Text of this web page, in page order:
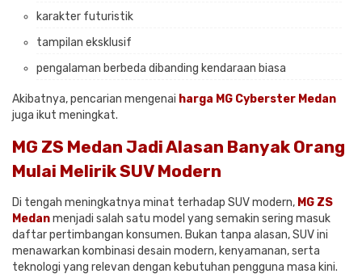
karakter futuristik
tampilan eksklusif
pengalaman berbeda dibanding kendaraan biasa
Akibatnya, pencarian mengenai harga MG Cyberster Medan
juga ikut meningkat.
MG ZS Medan Jadi Alasan Banyak Orang
Mulai Melirik SUV Modern
Di tengah meningkatnya minat terhadap SUV modern, MG ZS
Medanmenjadi salah satu model yang semakin sering masuk
daftar pertimbangan konsumen. Bukan tanpa alasan, SUV ini
menawarkan kombinasi desain modern, kenyamanan, serta
teknologi yang relevan dengan kebutuhan pengguna masa kini.